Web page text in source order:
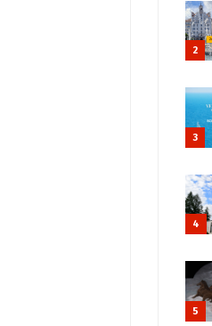
2
3
4
5